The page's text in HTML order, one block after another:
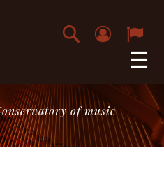
☰
of music